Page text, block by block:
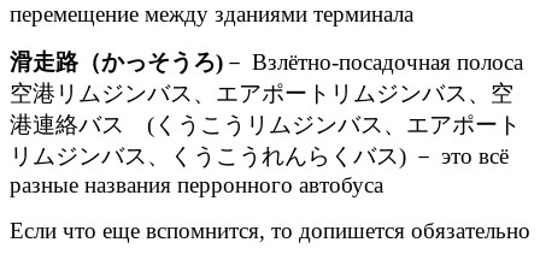
перемещение между зданиями терминала
滑走路（かっそうろ) － Взлётно-посадочная полоса
空港リムジンバス、エアポートリムジンバス、空
港連絡バス (くうこうリムジンバス、エアポート
リムジンバス、くうこうれんらくバス) － это всё
разные названия перронного автобуса
Если что еще вспомнится, то допишется обязательно